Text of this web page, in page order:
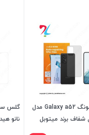
گلس سامسونگ Galaxy a52 مدل
شفاف برند میتوبل
نانو